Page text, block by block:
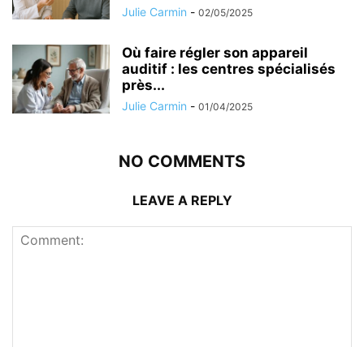
Julie Carmin - 02/05/2025
Où faire régler son appareil
auditif : les centres spécialisés
près...
Julie Carmin - 01/04/2025
NO COMMENTS
LEAVE A REPLY